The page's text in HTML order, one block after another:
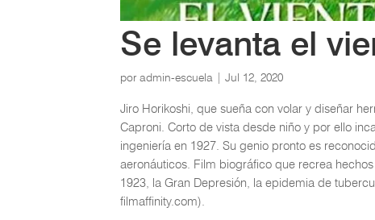
Se levanta el
poradmin-escuela |Jul 12, 2020
Jiro Horikoshi, que sueña con volar y diseñar
Caproni. Corto de vista desde niño y por ello
ingeniería en 1927. Su genio pronto es
aeronáuticos. Film biográfico que recrea
1923, la Gran Depresión, la epidemia de
filmaffinity.com).